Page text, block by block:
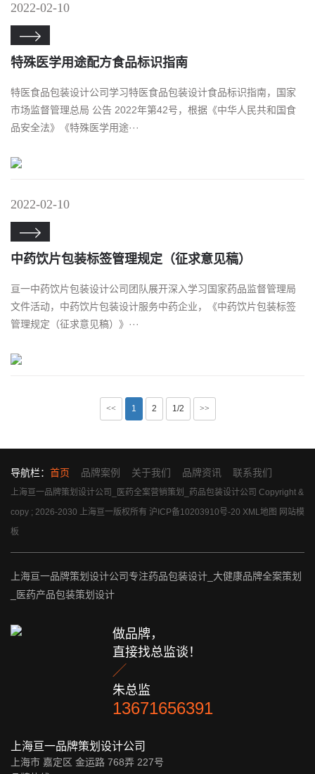
2022-02-10

特殊医学用途配方食品标识指南
特医食品包装设计公司学习特医食品包装设计食品标识指南，国家
市场监督管理总局 公告 2022年第42号，根据《中华人民共和国食
品安全法》《特殊医学用途···
2022-02-10

中药饮片包装标签管理规定（征求意见稿）
亘一中药饮片包装设计公司团队展开深入学习国家药品监督管理局
文件活动，中药饮片包装设计服务中药企业，《中药饮片包装标签
管理规定（征求意见稿）》···
<< 1 2 1/2 >>
导航栏： 首页 品牌案例 关于我们 品牌资讯 联系我们
上海亘一品牌策划设计公司_医药全案营销策划_药品包装设计公司 Copyright &
copy ; 2026-2030 上海亘一版权所有 沪ICP备10203910号-20 XML地图 网站模
板
上海亘一品牌策划设计公司专注药品包装设计_大健康品牌全案策划
_医药产品包装策划设计
做品牌，
直接找总监谈！

朱总监
13671656391
上海亘一品牌策划设计公司
上海市 嘉定区 金运路 768弄 227号